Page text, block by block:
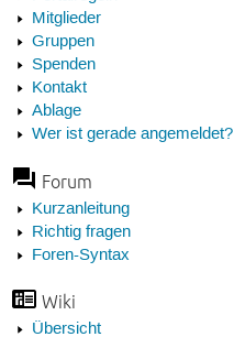
Mitglieder
Gruppen
Spenden
Kontakt
Ablage
Wer ist gerade angemeldet?
Forum
Kurzanleitung
Richtig fragen
Foren-Syntax
Wiki
Übersicht